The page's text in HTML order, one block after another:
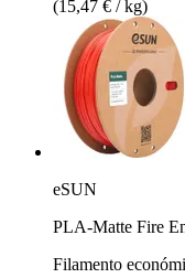
(15,47 € / kg)
eSUN
PLA-Matte Fire
Filamento